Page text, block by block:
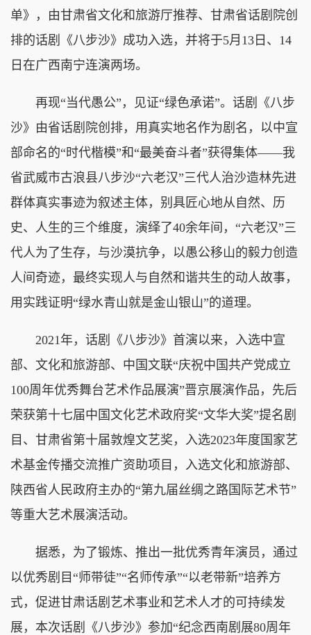
单》，由甘肃省文化和旅游厅推荐、甘肃省话剧院创
排的话剧《八步沙》成功入选，并将于5月13日、14
日在广西南宁连演两场。
再现“当代愚公”，见证“绿色承诺”。话剧《八步
沙》由省话剧院创排，用真实地名作为剧名，以中宣
部命名的“时代楷模”和“最美奋斗者”获得集体——我
省武威市古浪县八步沙“六老汉”三代人治沙造林先进
群体真实事迹为叙述主体，别具匠心地从自然、历
史、人生的三个维度，演绎了40余年间，“六老汉”三
代人为了生存，与沙漠抗争，以愚公移山的毅力创造
人间奇迹，最终实现人与自然和谐共生的动人故事，
用实践证明“绿水青山就是金山银山”的道理。
2021年，话剧《八步沙》首演以来，入选中宣
部、文化和旅游部、中国文联“庆祝中国共产党成立
100周年优秀舞台艺术作品展演”晋京展演作品，先后
荣获第十七届中国文化艺术政府奖“文华大奖”提名剧
目、甘肃省第十届敦煌文艺奖，入选2023年度国家艺
术基金传播交流推广资助项目，入选文化和旅游部、
陕西省人民政府主办的“第九届丝绸之路国际艺术节”
等重大艺术展演活动。
据悉，为了锻炼、推出一批优秀青年演员，通过
以优秀剧目“师带徒”“名师传承”“以老带新”培养方
式，促进甘肃话剧艺术事业和艺术人才的可持续发
展，本次话剧《八步沙》参加“纪念西南剧展80周年